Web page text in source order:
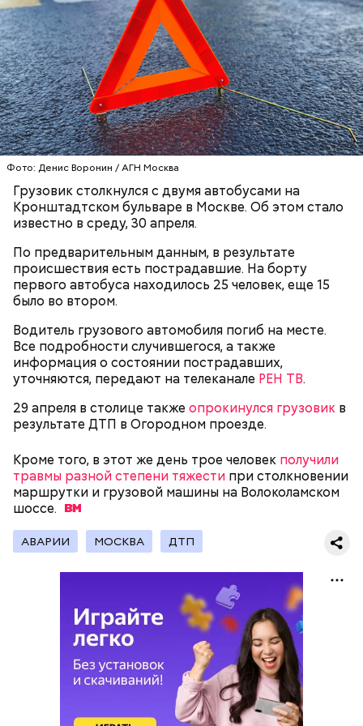
Фото: Денис Воронин / АГН Москва
Грузовик столкнулся с двумя автобусами на
Кронштадтском бульваре в Москве. Об этом стало
известно в среду, 30 апреля.
По предварительным данным, в результате
происшествия есть пострадавшие. На борту
первого автобуса находилось 25 человек, еще 15
было во втором.
Водитель грузового автомобиля погиб на месте.
Все подробности случившегося, а также
информация о состоянии пострадавших,
уточняются, передают на телеканале РЕН ТВ.
29 апреля в столице также опрокинулся грузовик в
результате ДТП в Огородном проезде.
Кроме того, в этот же день трое человек получили
травмы разной степени тяжести при столкновении
маршрутки и грузовой машины на Волоколамском
шоссе.
АВАРИИ МОСКВА ДТП
Молодого человека задержали. На первом же
допросе он признался, что планировал отравить
только отчима. Тогда следователи посчитали, что
которая в случае их смерти перешла бы сыну. Но
спустя несколько дней Миссюра заявил, что ранее
уже травил других людей.
Кто еще был жертвой Миссюры
января 2024 года он подсыпал дихлорэтан в
коктейль возлюбленной, отчего у нее случился
инсульт. Девушка неделю провела в коме, а после
выписки из больницы узнала, что Миссюра
оформил на нее несколько кредитов.